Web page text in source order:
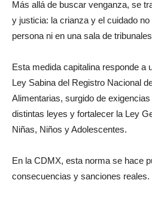
Más allá de buscar venganza, se
y justicia: la crianza y el cuidado
persona ni en una sala de
Esta medida capitalina responde a
Ley Sabina del Registro Nacional
Alimentarias, surgido de
distintas leyes y fortalecer la Ley
Niñas, Niños y Adolescentes.
En la CDMX, esta norma se hace
consecuencias y sanciones reales.